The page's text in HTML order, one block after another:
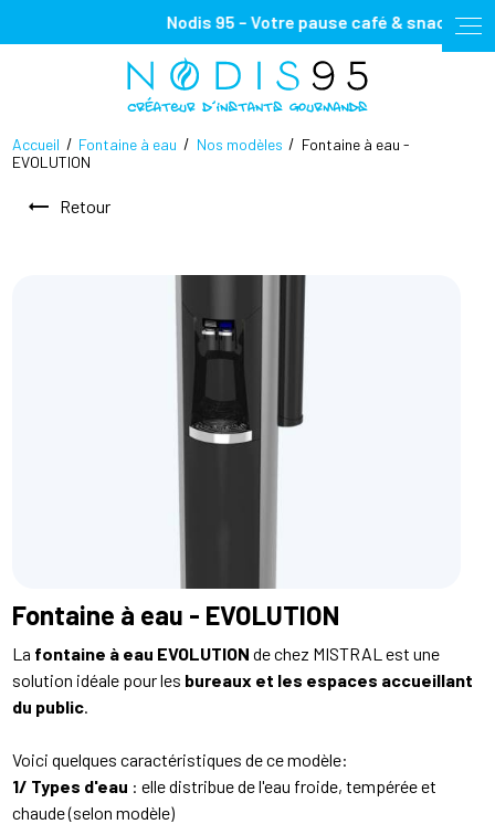
Nodis 95 – Votre pause café & snacking,
Accueil Fontaine à eau Nos modèles
Fontaine à eau -
EVOLUTION
Retour
Fontaine à eau - EVOLUTION
La fontaine à eau EVOLUTION de chez MISTRAL est une
solution idéale pour les bureaux et les espaces accueillant
du public
Voici quelques caractéristiques de ce modèle:
1/ Types d'eau : elle distribue de l'eau froide, tempérée et
chaude (selon modèle)